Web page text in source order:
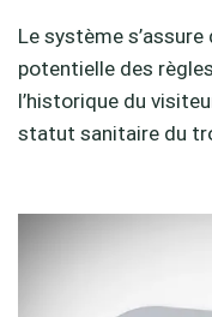
Le système s’assure
potentielle des
l’historique du
statut sanitaire du